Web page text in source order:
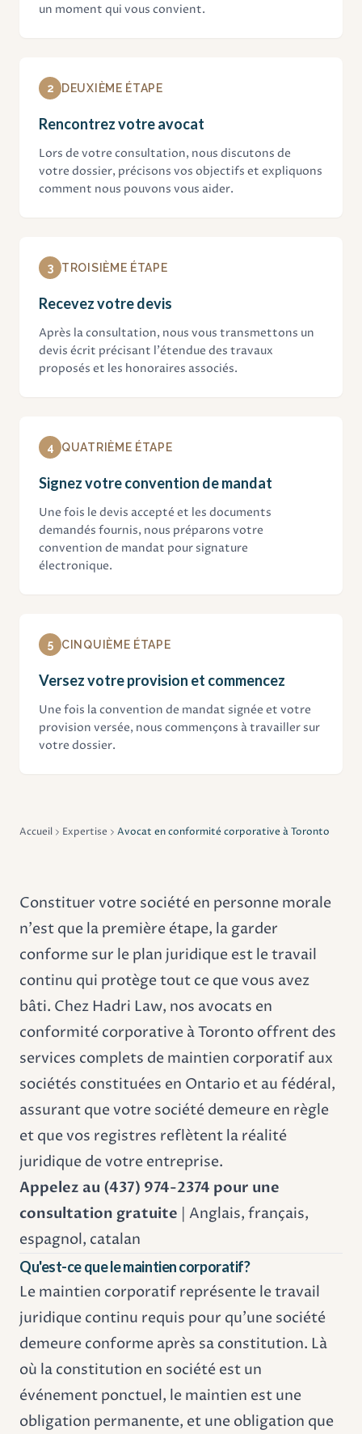
un moment qui vous convient.
2 DEUXIÈME ÉTAPE
Rencontrez votre avocat
Lors de votre consultation, nous discutons de
votre dossier, précisons vos objectifs et expliquons
comment nous pouvons vous aider.
3 TROISIÈME ÉTAPE
Recevez votre devis
Après la consultation, nous vous transmettons un
devis écrit précisant l'étendue des travaux
proposés et les honoraires associés.
4 QUATRIÈME ÉTAPE
Signez votre convention de mandat
Une fois le devis accepté et les documents
demandés fournis, nous préparons votre
convention de mandat pour signature
électronique.
5 CINQUIÈME ÉTAPE
Versez votre provision et commencez
Une fois la convention de mandat signée et votre
provision versée, nous commençons à travailler sur
votre dossier.
Accueil Expertise Avocat en conformité corporative à Toronto
Constituer votre société en personne morale
n'est que la première étape, la garder
conforme sur le plan juridique est le travail
continu qui protège tout ce que vous avez
bâti. Chez Hadri Law, nos avocats en
conformité corporative à Toronto offrent des
services complets de maintien corporatif aux
sociétés constituées en Ontario et au fédéral,
assurant que votre société demeure en règle
et que vos registres reflètent la réalité
juridique de votre entreprise.
Appelez au (437) 974-2374 pour une
consultation gratuite | Anglais, français,
espagnol, catalan
Qu'est-ce que le maintien corporatif?
Le maintien corporatif représente le travail
juridique continu requis pour qu'une société
demeure conforme après sa constitution. Là
où la constitution en société est un
événement ponctuel, le maintien est une
obligation permanente, et une obligation que